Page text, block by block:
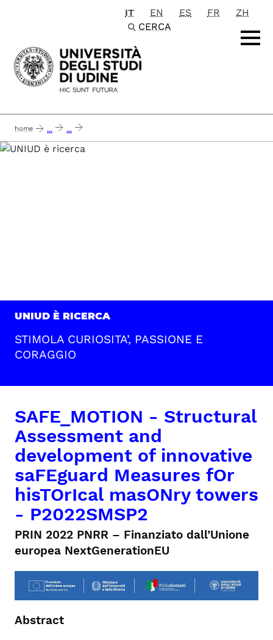
Passa al contenuto principale
IT EN ES FR
ZH
CERCA
home ... ...
safe_motion - structural assessment and development of innovative
UNIUD È RICERCA
STIMOLA CURIOSITA’, PASSIONE E
CORAGGIO
SAFE_MOTION - Structural
Assessment and
development of innovative
saFEguard Measures fOr
hisTOrIcal masONry towers
- P2022SMSP2
PRIN 2022 PNRR – Finanziato dall’Unione
europea NextGenerationEU
Abstract